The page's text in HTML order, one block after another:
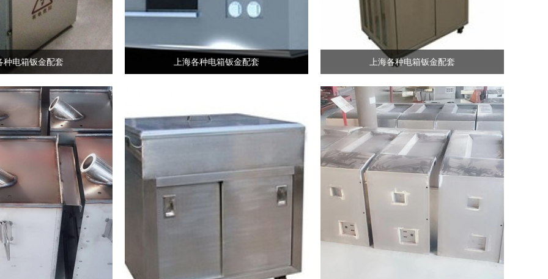
种电箱钣金配套 上海各种电箱钣金配套 上海各种电箱钣金配套